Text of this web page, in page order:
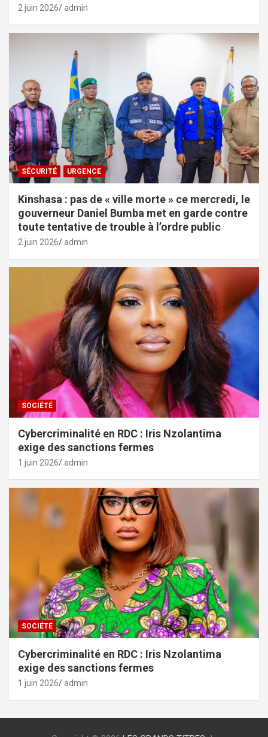
2 juin 2026 admin
SÉCURITÉ URGENCE
Kinshasa : pas de « ville morte » ce mercredi, le
gouverneur Daniel Bumba met en garde contre
toute tentative de trouble à l’ordre public
2 juin 2026 admin
SOCIÉTÉ
Cybercriminalité en RDC : Iris Nzolantima
exige des sanctions fermes
1 juin 2026 admin
SOCIÉTÉ
Cybercriminalité en RDC : Iris Nzolantima
exige des sanctions fermes
1 juin 2026 admin